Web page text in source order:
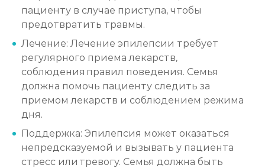
пациенту в случае приступа, чтобы
предотвратить травмы.
Лечение: Лечение эпилепсии требует
регулярного приема лекарств,
соблюдения правил поведения. Семья
должна помочь пациенту следить за
приемом лекарств и соблюдением режима
дня.
Поддержка: Эпилепсия может оказаться
непредсказуемой и вызывать у пациента
стресс или тревогу. Семья должна быть